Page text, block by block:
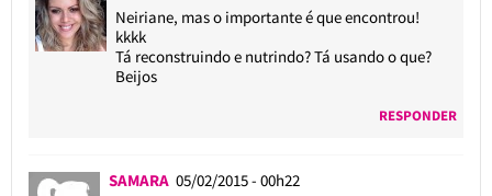
Neiriane, mas o importante é que encontrou!
kkkk
Tá reconstruindo e nutrindo? Tá usando o que?
Beijos
RESPONDER
SAMARA 05/02/2015 - 00h22